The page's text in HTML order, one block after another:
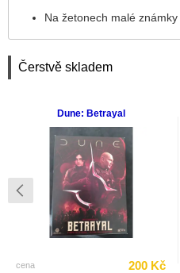
Na žetonech malé známky
Čerstvě skladem
Dune: Betrayal
cena 200 Kč